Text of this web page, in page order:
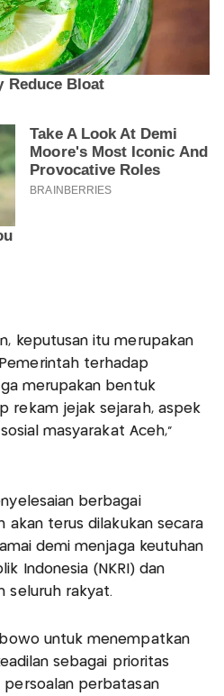
keputusan itu merupakan
terhadap
merupakan bentuk
rekam jejak sejarah, aspek
masyarakat Aceh,”
berbagai
akan terus dilakukan secara
demi menjaga keutuhan
Indonesia (NKRI) dan
seluruh rakyat.
untuk menempatkan
sebagai prioritas
perbatasan